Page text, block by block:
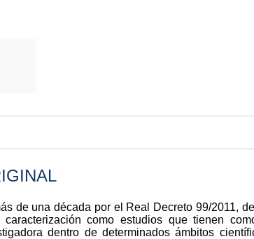
de una década por el Real Decreto 99/2011,
como estudios que tienen
dentro de determinados ámbitos